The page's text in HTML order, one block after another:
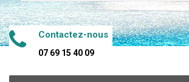
Contactez-nous
07 69 15 40 09